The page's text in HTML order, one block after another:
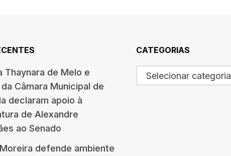
Thaynara de Melo e
Câmara Municipal de
declaram apoio à
de Alexandre
ao Senado
defende ambiente
CATEGORIAS
Selecionar categoria